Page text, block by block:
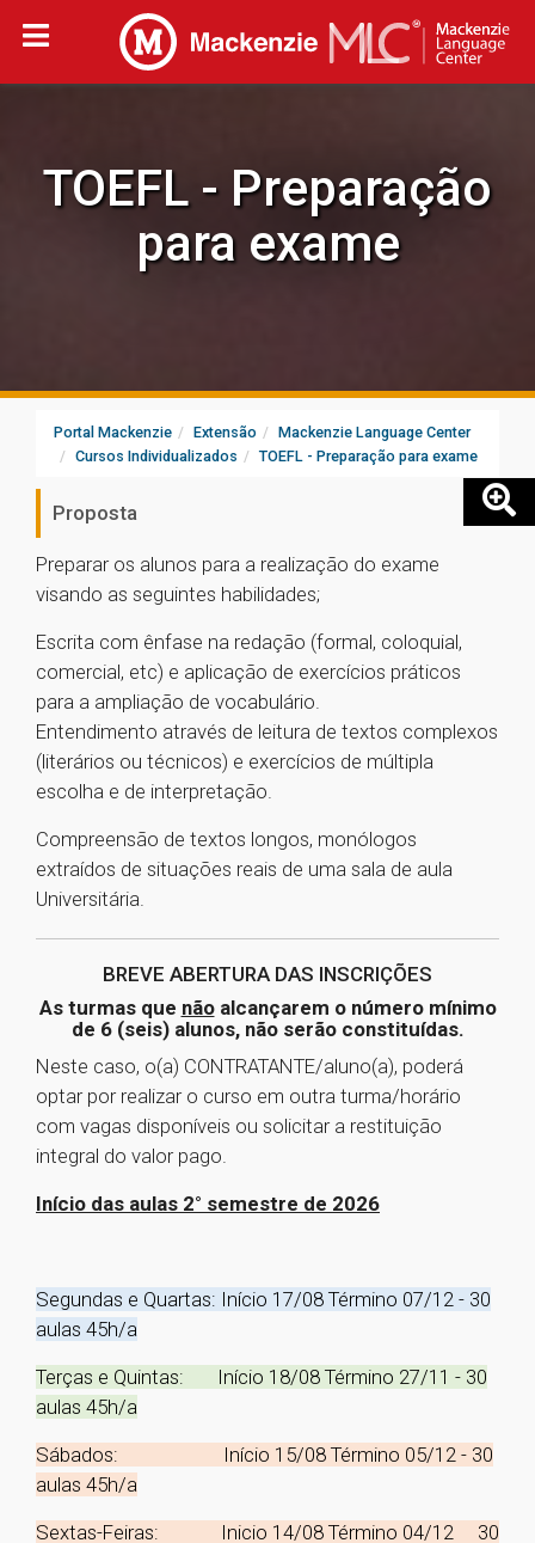
TOEFL - Preparação
para exame
Portal Mackenzie Extensão
Mackenzie Language Center
Cursos Individualizados
TOEFL - Preparação para exame
Proposta
Preparar os alunos para a realização do exame
visando as seguintes habilidades;
Escrita com ênfase na redação (formal, coloquial,
comercial, etc) e aplicação de exercícios práticos
para a ampliação de vocabulário.
Entendimento através de leitura de textos complexos
(literários ou técnicos) e exercícios de múltipla
escolha e de interpretação.
Compreensão de textos longos, monólogos
extraídos de situações reais de uma sala de aula
Universitária.
BREVE ABERTURA DAS INSCRIÇÕES
As turmas que nãoalcançarem o número mínimo
de 6 (seis) alunos, não serão constituídas.
Neste caso, o(a) CONTRATANTE/aluno(a), poderá
optar por realizar o curso em outra turma/horário
com vagas disponíveis ou solicitar a restituição
integral do valor pago.
Início das aulas 2° semestre de 2026
Segundas e Quartas: Início 17/08 Término 07/12 - 30
aulas 45h/a
Terças e Quintas: Início 18/08 Término 27/11 - 30
aulas 45h/a
Sábados: Início 15/08 Término 05/12 - 30
aulas 45h/a
Sextas-Feiras: Inicio 14/08 Término 04/12 30